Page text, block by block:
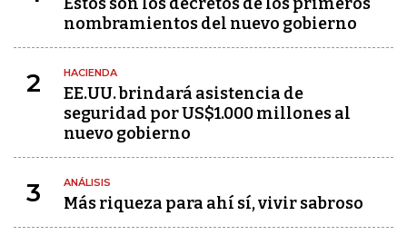
nombramientos del nuevo gobierno
2 HACIENDA
EE.UU. brindará asistencia de
seguridad por US$1.000 millones al
nuevo gobierno
3 ANÁLISIS
Más riqueza para ahí sí, vivir sabroso